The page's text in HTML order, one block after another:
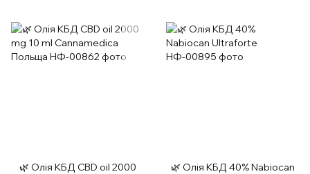
🌿 Олія КБД CBD oil 2000
🌿 Олія КБД 40% Nabiocan